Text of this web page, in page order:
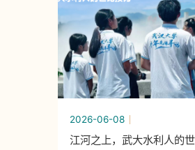
2026-06-08
江河之上，武大水利人的